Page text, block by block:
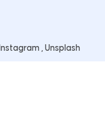
Instagram , Unsplash